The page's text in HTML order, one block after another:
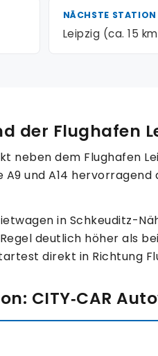
NÄCHSTE STATION
Leipzig (ca. 15
der Flughafen
neben dem Flughafen
und A14
in Schkeuditz-
deutlich höher als
direkt in Richtung
CITY‑CAR